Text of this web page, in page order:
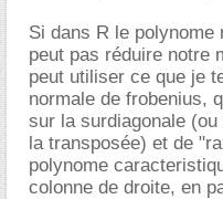
Si dans R le
peut pas réduire notre
peut utiliser ce que je
normale de frobenius,
sur la surdiagonale
la transposée) et de
polynome
colonne de droite, en